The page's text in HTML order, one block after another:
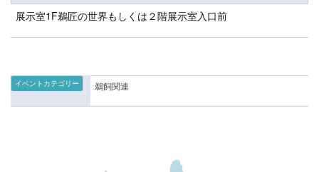
展示室1F鵜匠の世界もしくは２階展示室入口前
イベントカテゴリー 鵜飼関連